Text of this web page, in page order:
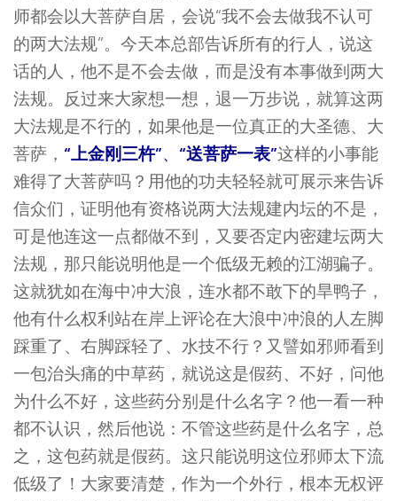
师都会以大菩萨自居，会说“我不会去做我不认可
的两大法规”。今天本总部告诉所有的行人，说这
话的人，他不是不会去做，而是没有本事做到两大
法规。反过来大家想一想，退一万步说，就算这两
大法规是不行的，如果他是一位真正的大圣德、大
菩萨， “上金刚三杵”、 “送菩萨一表”这样的小事能
难得了大菩萨吗？用他的功夫轻轻就可展示来告诉
信众们，证明他有资格说两大法规建内坛的不是，
可是他连这一点都做不到，又要否定内密建坛两大
法规，那只能说明他是一个低级无赖的江湖骗子。
这就犹如在海中冲大浪，连水都不敢下的旱鸭子，
他有什么权利站在岸上评论在大浪中冲浪的人左脚
踩重了、右脚踩轻了、水技不行？又譬如邪师看到
一包治头痛的中草药，就说这是假药、不好，问他
为什么不好，这些药分别是什么名字？他一看一种
都不认识，然后他说：不管这些药是什么名字，总
之，这包药就是假药。这只能说明这位邪师太下流
低级了！大家要清楚，作为一个外行，根本无权评